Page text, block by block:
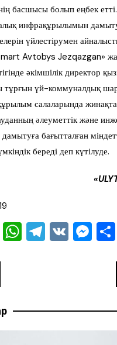
басшысы болып еңбек
инфрақұрылымын
үйлестірумен
Avtobys Jezqazgan»
әкімшілік директор
тұрғын үй-коммуналдық
салаларында
әлеуметтік және
бағытталған
береді деп күтілуде.
E W
A
p
T
a
m
V M
n
g